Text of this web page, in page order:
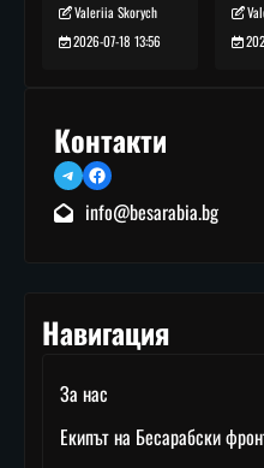
Valeriia Skorych
2026-07-18 13:56
Контакти
TelegramFacebook
info@besarabia.bg
Навигация
За нас
Екипът на Бесарабски